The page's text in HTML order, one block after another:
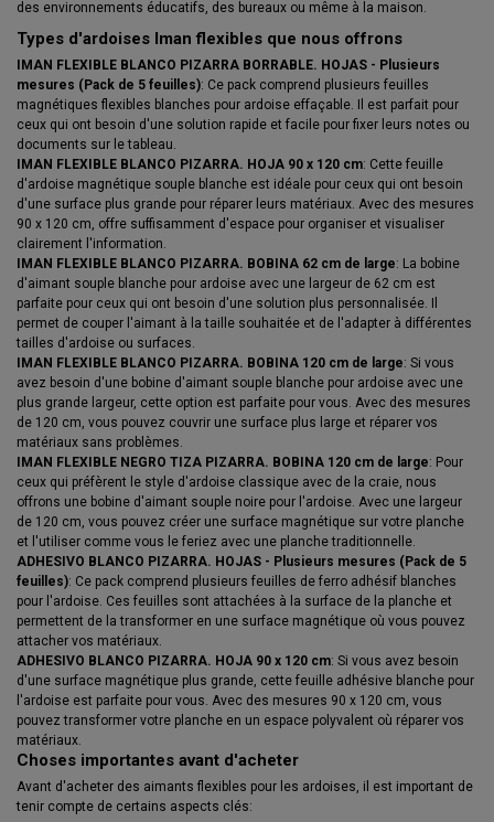
des environnements éducatifs, des bureaux ou même à la maison.
Types d'ardoises Iman flexibles que nous offrons
IMAN FLEXIBLE BLANCO PIZARRA BORRABLE. HOJAS - Plusieurs
mesures (Pack de 5 feuilles): Ce pack comprend plusieurs feuilles
magnétiques flexibles blanches pour ardoise effaçable. Il est parfait pour
ceux qui ont besoin d'une solution rapide et facile pour fixer leurs notes ou
documents sur le tableau.
IMAN FLEXIBLE BLANCO PIZARRA. HOJA 90 x 120 cm: Cette feuille
d'ardoise magnétique souple blanche est idéale pour ceux qui ont besoin
d'une surface plus grande pour réparer leurs matériaux. Avec des mesures
90 x 120 cm, offre suffisamment d'espace pour organiser et visualiser
clairement l'information.
IMAN FLEXIBLE BLANCO PIZARRA. BOBINA 62 cm de large: La bobine
d'aimant souple blanche pour ardoise avec une largeur de 62 cm est
parfaite pour ceux qui ont besoin d'une solution plus personnalisée. Il
permet de couper l'aimant à la taille souhaitée et de l'adapter à différentes
tailles d'ardoise ou surfaces.
IMAN FLEXIBLE BLANCO PIZARRA. BOBINA 120 cm de large: Si vous
avez besoin d'une bobine d'aimant souple blanche pour ardoise avec une
plus grande largeur, cette option est parfaite pour vous. Avec des mesures
de 120 cm, vous pouvez couvrir une surface plus large et réparer vos
matériaux sans problèmes.
IMAN FLEXIBLE NEGRO TIZA PIZARRA. BOBINA 120 cm de large: Pour
ceux qui préfèrent le style d'ardoise classique avec de la craie, nous
offrons une bobine d'aimant souple noire pour l'ardoise. Avec une largeur
de 120 cm, vous pouvez créer une surface magnétique sur votre planche
et l'utiliser comme vous le feriez avec une planche traditionnelle.
ADHESIVO BLANCO PIZARRA. HOJAS - Plusieurs mesures (Pack de 5
feuilles): Ce pack comprend plusieurs feuilles de ferro adhésif blanches
pour l'ardoise. Ces feuilles sont attachées à la surface de la planche et
permettent de la transformer en une surface magnétique où vous pouvez
attacher vos matériaux.
ADHESIVO BLANCO PIZARRA. HOJA 90 x 120 cm: Si vous avez besoin
d'une surface magnétique plus grande, cette feuille adhésive blanche pour
l'ardoise est parfaite pour vous. Avec des mesures 90 x 120 cm, vous
pouvez transformer votre planche en un espace polyvalent où réparer vos
matériaux.
Choses importantes avant d'acheter
Avant d'acheter des aimants flexibles pour les ardoises, il est important de
tenir compte de certains aspects clés: